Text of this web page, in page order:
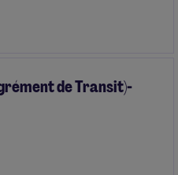
expertise scientifique, il
marques
de Transit)-